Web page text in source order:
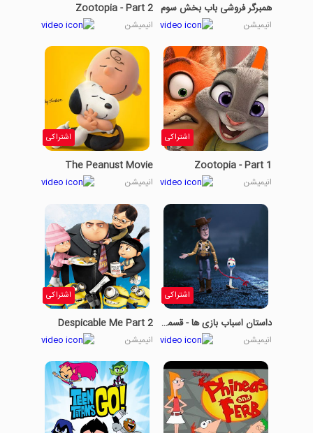
همبرگر فروشی باب بخش سوم
انیمیشن
Zootopia - Part 2
انیمیشن
اشتراکی
Zootopia - Part 1
انیمیشن
اشتراکی
The Peanust Movie
انیمیشن
اشتراکی
داستان اسباب بازی ها - قسمت 7
انیمیشن
اشتراکی
Despicable Me Part 2
انیمیشن